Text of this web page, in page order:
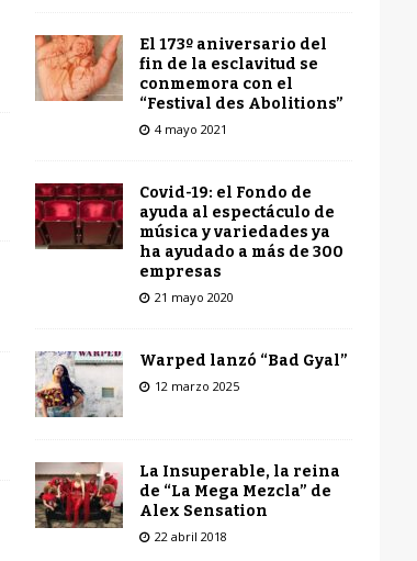
El 173º aniversario del
fin de la esclavitud se
conmemora con el
“Festival des Abolitions”
4 mayo 2021
Covid-19: el Fondo de
ayuda al espectáculo de
música y variedades ya
ha ayudado a más de 300
empresas
21 mayo 2020
Warped lanzó “Bad Gyal”
12 marzo 2025
La Insuperable, la reina
de “La Mega Mezcla” de
Alex Sensation
22 abril 2018